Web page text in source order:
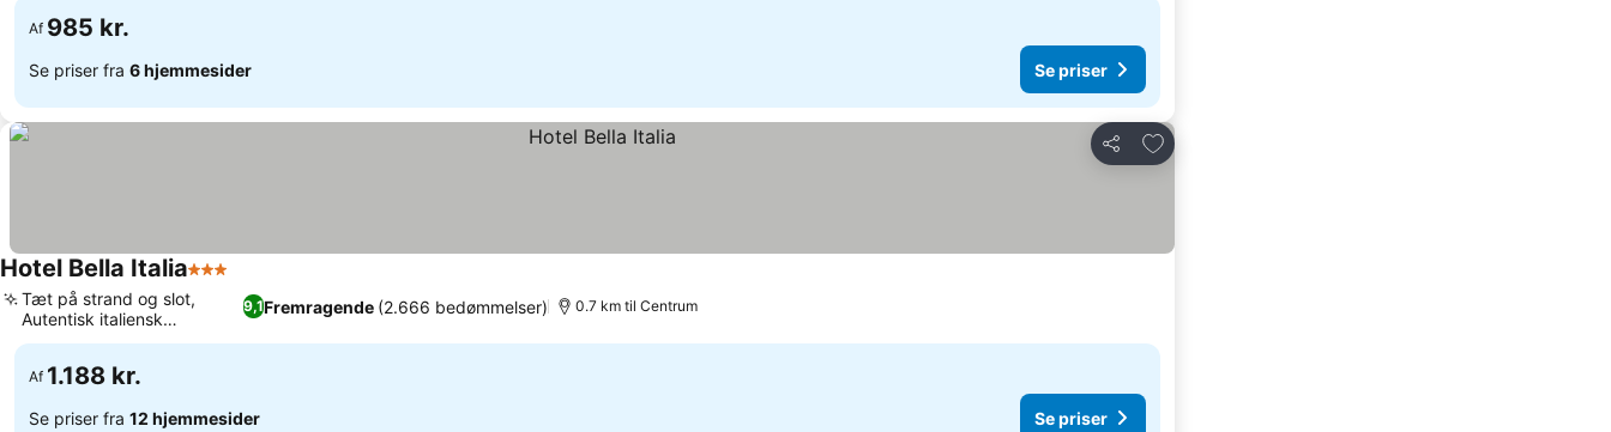
Af 985 kr.
Se priser fra 6 hjemmesider Se priser
Del
Føj til favoritter
Hotel Bella Italia3 Stjerner
9,1Fremragende (2.666 bedømmelser)
Tæt på strand og slot,
Autentisk italiensk
madoplevelse
0.7 km til Centrum
Af 1.188 kr.
Se priser fra 12 hjemmesider Se priser